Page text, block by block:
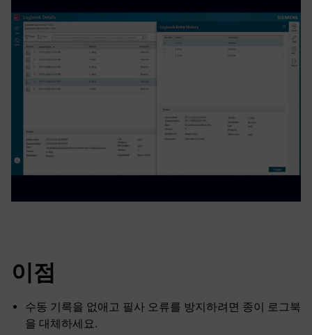
이점
수동 기록을 없애고 필사 오류를 방지하려면 종이 로그북
을 대체하세요.